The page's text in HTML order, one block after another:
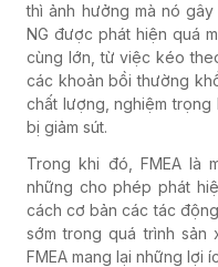
thì ảnh hưởng mà nó
NG được phát hiện quá
cùng lớn, từ việc kéo
các khoản bồi thường
chất lượng, nghiệm
bị giảm sút.
Trong khi đó, FMEA là
những cho phép phát
cách cơ bản các tác
sớm trong quá trình
FMEA mang lại những lợi